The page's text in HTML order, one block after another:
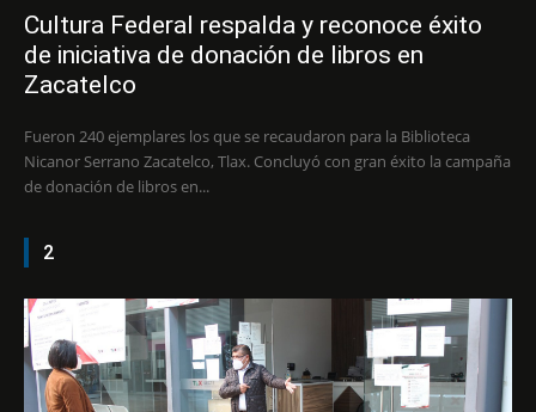
Cultura Federal respalda y reconoce éxito
de iniciativa de donación de libros en
Zacatelco
Fueron 240 ejemplares los que se recaudaron para la Biblioteca
Nicanor Serrano Zacatelco, Tlax. Concluyó con gran éxito la campaña
de donación de libros en...
2